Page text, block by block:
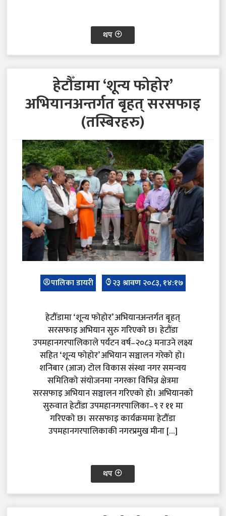
थप
हेटौँडामा ‘शून्य फोहोर’
अभियानअन्तर्गत बृहत् सरसफाइ
(तस्बिरहरु)
पालिका डायरी २३ श्रावण २०८३, १४:१७
हेटौँडामा ‘शून्य फोहोर’ अभियानअन्तर्गत बृहत्
सरसफाइ अभियान सुरु गरिएको छ। हेटौंडा
उपमहानगरपालिकाले पर्यटन वर्ष–२०८३ मनाउने लक्ष्य
सहित ‘शून्य फोहोर’ अभियान सञ्चालन गरेको हो।
शनिबार (आज) टोल विकास संस्था नगर समन्वय
समितिको संयोजनमा नगरका विभिन्न क्षेत्रमा
सरसफाइ अभियान सञ्चालन गरिएको हो। अभियानको
सुरुवात हेटौंडा उपमहानगरपालिका–९ र ११ मा
गरिएको छ। सरसफाइ कार्यक्रममा हेटौँडा
उपमहानगरपालिकाकी नगरप्रमुख मीना […]
थप